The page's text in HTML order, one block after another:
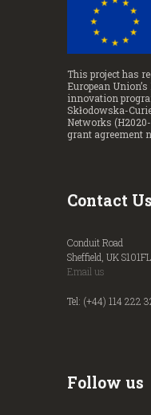
This project has
European
innovation
Skłodowska-
Networks
grant agreement
Contact Us
Conduit Road
Sheffield, UK S101FL
Email us
Tel: (+44) 114 222
Follow us